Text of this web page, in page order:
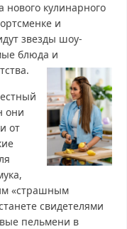
нового кулинарного
и
звезды шоу-
блюда и
они
от
«страшным
свидетелями
пельмени в